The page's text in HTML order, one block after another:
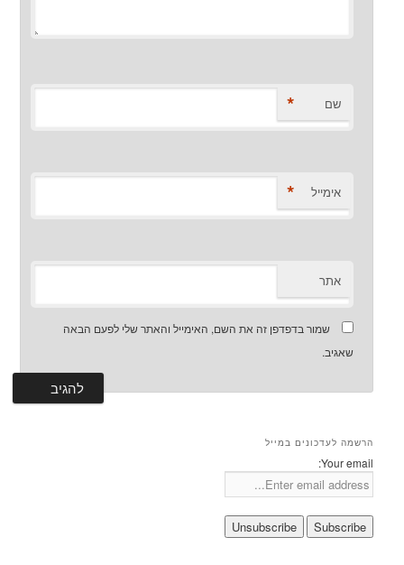
שם *
אימייל *
אתר
שמור בדפדפן זה את השם, האימייל והאתר שלי לפעם הבאה
שאגיב.
הרשמה לעדכונים במייל
Your email: